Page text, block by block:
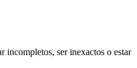
ser inexactos o estar